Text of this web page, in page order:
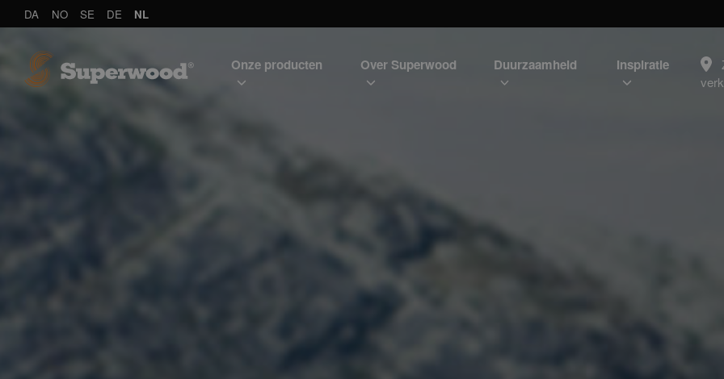
DA NO SE DE NL
Onze producten Over Superwood Duurzaamheid Inspiratie